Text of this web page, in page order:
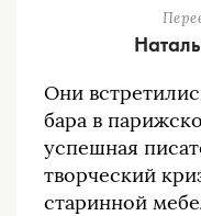
Они
бара в
успешная
творческий
старинной